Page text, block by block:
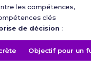
les compétences,
clés
de décision :
Objectif pour un